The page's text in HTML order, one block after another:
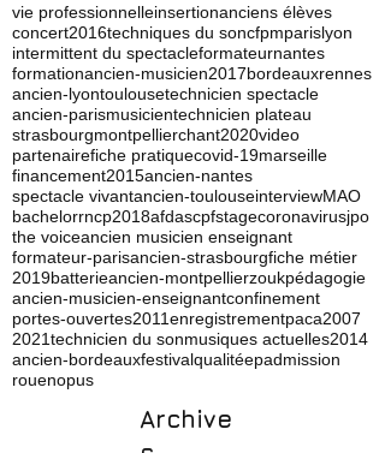
vie professionnelleinsertionanciens élèves
concert2016techniques du soncfpmparislyon
intermittent du spectacleformateurnantes
formationancien-musicien2017bordeauxrennes
ancien-lyontoulousetechnicien spectacle
ancien-parismusicientechnicien plateau
strasbourgmontpellierchant2020video
partenairefiche pratiquecovid-19marseille
financement2015ancien-nantes
spectacle vivantancien-toulouseinterviewMAO
bachelorrncp2018afdascpfstagecoronavirusjpo
the voiceancien musicien enseignant
formateur-parisancien-strasbourgfiche métier
2019batterieancien-montpellierzoukpédagogie
ancien-musicien-enseignantconfinement
portes-ouvertes2011enregistrementpaca2007
2021technicien du sonmusiques actuelles2014
ancien-bordeauxfestivalqualitéepadmission
rouenopus
Archive